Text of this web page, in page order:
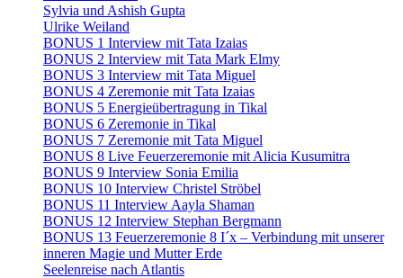
Sylvia und Ashish Gupta
Ulrike Weiland
BONUS 1 Interview mit Tata Izaias
BONUS 2 Interview mit Tata Mark Elmy
BONUS 3 Interview mit Tata Miguel
BONUS 4 Zeremonie mit Tata Izaias
BONUS 5 Energieübertragung in Tikal
BONUS 6 Zeremonie in Tikal
BONUS 7 Zeremonie mit Tata Miguel
BONUS 8 Live Feuerzeremonie mit Alicia Kusumitra
BONUS 9 Interview Sonia Emilia
BONUS 10 Interview Christel Ströbel
BONUS 11 Interview Aayla Shaman
BONUS 12 Interview Stephan Bergmann
BONUS 13 Feuerzeremonie 8 I´x – Verbindung mit unserer
inneren Magie und Mutter Erde
Seelenreise nach Atlantis